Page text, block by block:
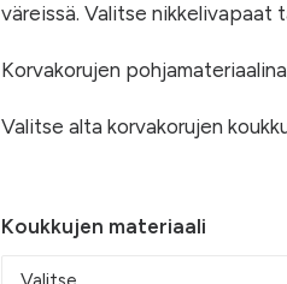
väreissä. Valitse nikkelivapaat
Korvakorujen
Valitse alta korvakorujen
Koukkujen materiaali